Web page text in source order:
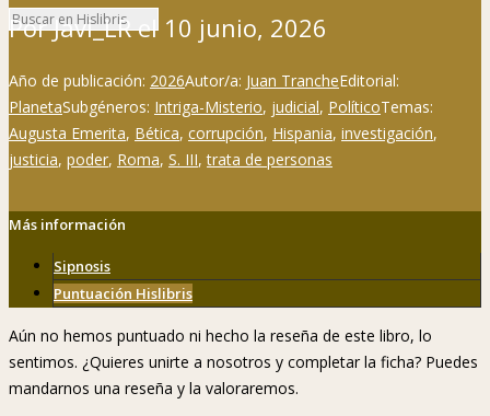
PorJavi_LRel 10 junio, 2026
Año de publicación: 2026Autor/a: Juan TrancheEditorial:
PlanetaSubgéneros: Intriga-Misterio, judicial, PolíticoTemas:
Augusta Emerita, Bética, corrupción, Hispania, investigación,
justicia, poder, Roma, S. III,trata de personas
Más información
Sipnosis
Puntuación Hislibris
Aún no hemos puntuado ni hecho la reseña de este libro, lo
sentimos. ¿Quieres unirte a nosotros y completar la ficha? Puedes
mandarnos una reseña y la valoraremos.